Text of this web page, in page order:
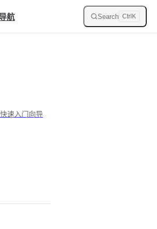
航 Search Ctrl K
速入门向导